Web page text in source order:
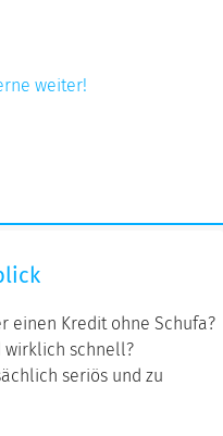
weiter!
einen Kredit ohne Schufa?
wirklich schnell?
seriös und zu